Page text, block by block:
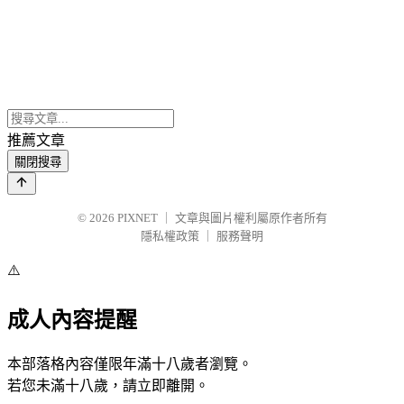
推薦文章
關閉搜尋
© 2026 PIXNET
文章與圖片權利屬原作者所有
隱私權政策
服務聲明
⚠️
成人內容提醒
本部落格內容僅限年滿十八歲者瀏覽。
若您未滿十八歲，請立即離開。